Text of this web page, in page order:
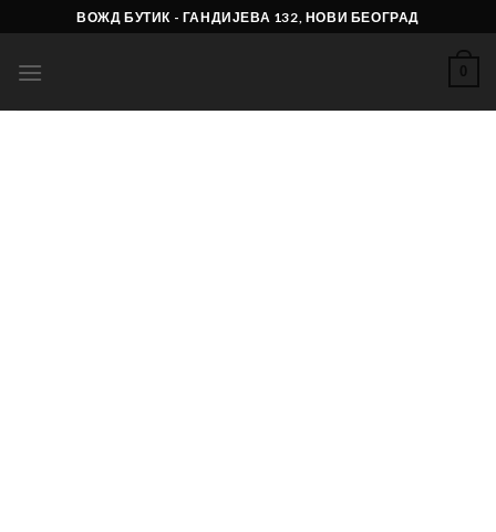
to
content
ВОЖД БУТИК - ГАНДИЈЕВА 132, НОВИ БЕОГРАД
0